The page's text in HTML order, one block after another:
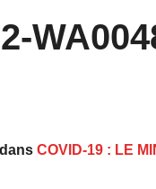
dansCOVID-19 : LE